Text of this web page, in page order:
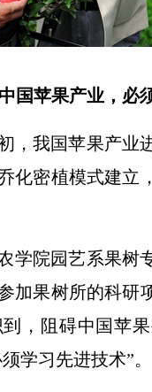
国苹果产业，必
，我国苹果产
化密植模式建立
学院园艺系果
加果树所的科研
，阻碍中国苹
学习先进技术”。